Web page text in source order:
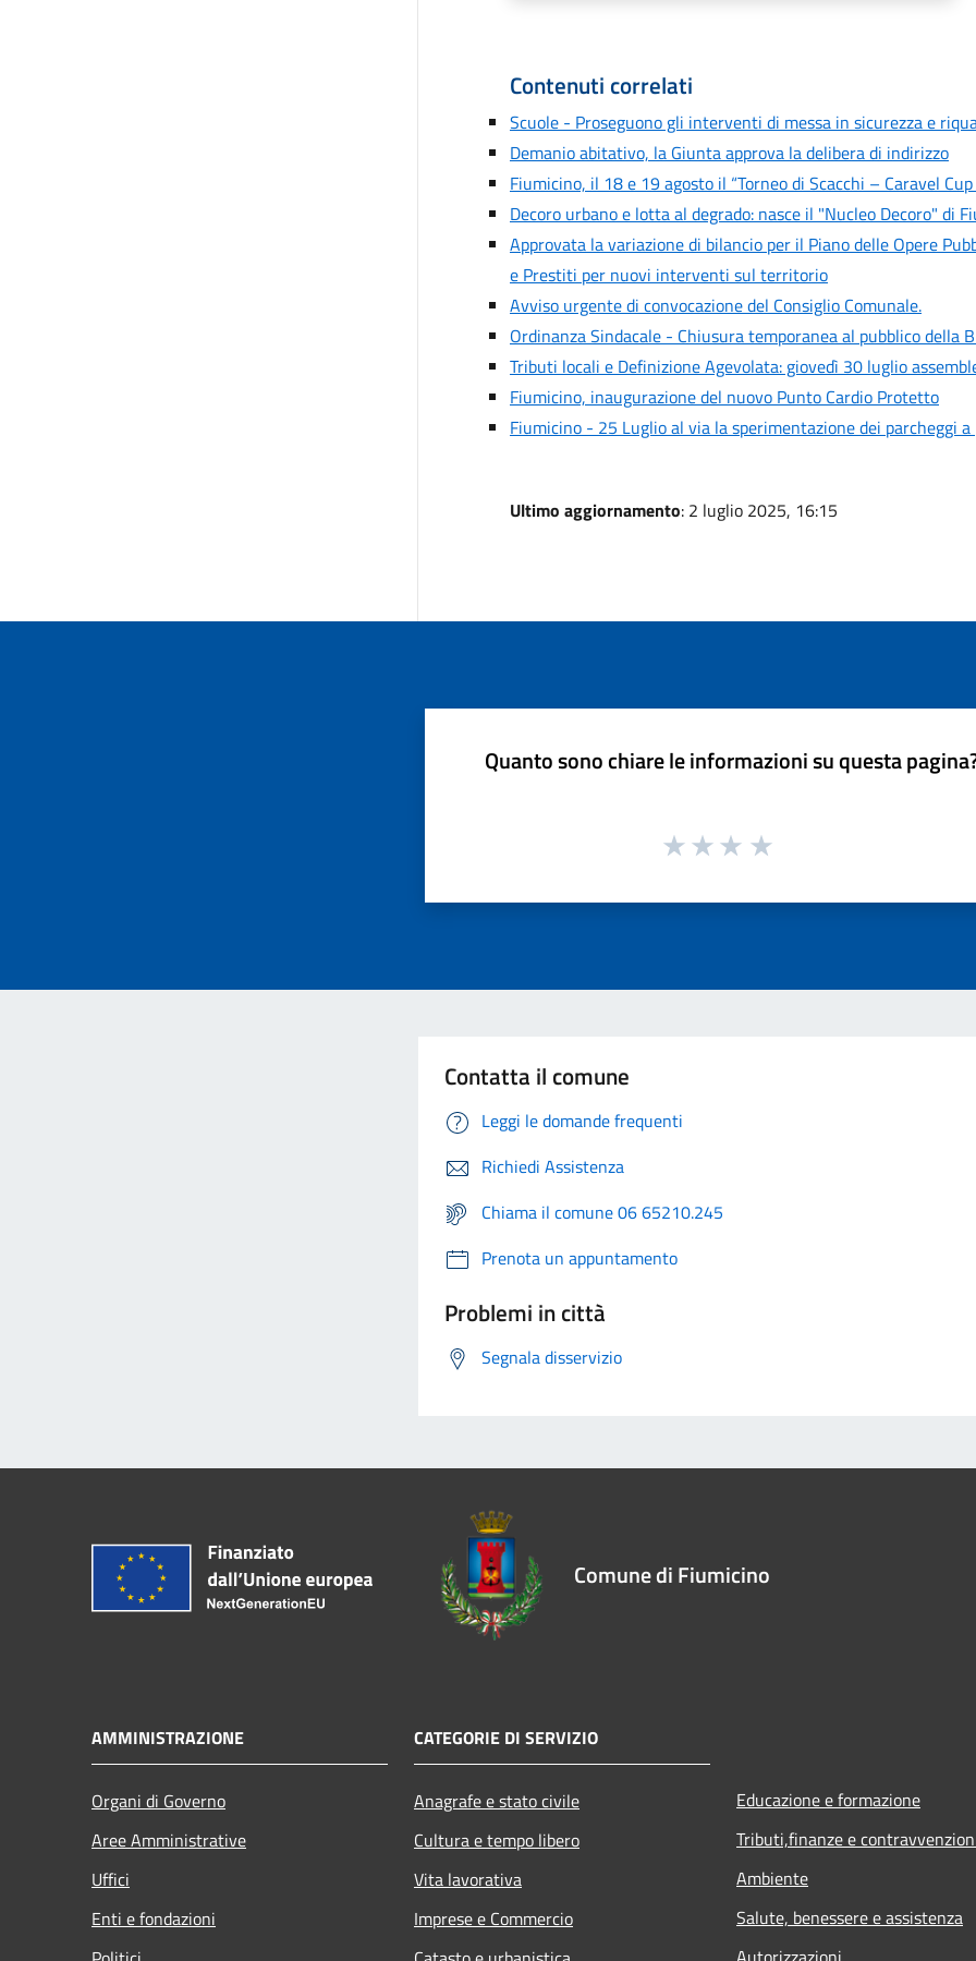
Contenuti correlati
Scuole - Proseguono gli interventi di messa in sicurezza e
Demanio abitativo, la Giunta approva la delibera di indirizzo
Fiumicino, il 18 e 19 agosto il “Torneo di Scacchi – Caravel Cup
Decoro urbano e lotta al degrado: nasce il "Nucleo Decoro" di
Approvata la variazione di bilancio per il Piano delle Opere
e Prestiti per nuovi interventi sul territorio
Avviso urgente di convocazione del Consiglio Comunale.
Ordinanza Sindacale - Chiusura temporanea al pubblico della
Tributi locali e Definizione Agevolata: giovedì 30 luglio
Fiumicino, inaugurazione del nuovo Punto Cardio Protetto
Fiumicino - 25 Luglio al via la sperimentazione dei parcheggi a
Ultimo aggiornamento: 2 luglio 2025, 16:15
Quanto sono chiare le informazioni su questa
Contatta il comune
Leggi le domande frequenti
Richiedi Assistenza
Chiama il comune 06 65210.245
Prenota un appuntamento
Problemi in città
Segnala disservizio
Comune di Fiumicino
AMMINISTRAZIONE
Organi di Governo
Aree Amministrative
Uffici
Enti e fondazioni
CATEGORIE DI SERVIZIO
Anagrafe e stato civile
Cultura e tempo libero
Vita lavorativa
Imprese e Commercio
Educazione e formazione
Tributi,finanze e
Ambiente
Salute, benessere e assistenza